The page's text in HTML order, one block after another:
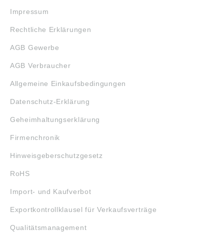
Impressum
Rechtliche Erklärungen
AGB Gewerbe
AGB Verbraucher
Allgemeine Einkaufsbedingungen
Datenschutz-Erklärung
Geheimhaltungserklärung
Firmenchronik
Hinweisgeberschutzgesetz
RoHS
Import- und Kaufverbot
Exportkontrollklausel für Verkaufsverträge
Qualitätsmanagement